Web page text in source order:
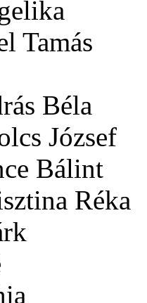
Tamás
Béla
József
Bálint
Réka